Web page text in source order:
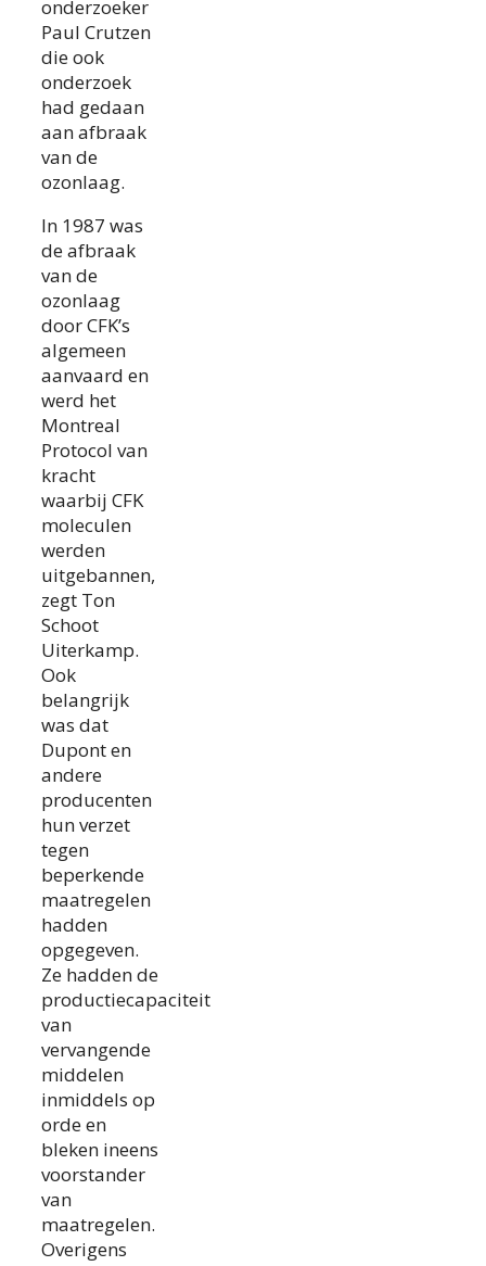
onderzoeker
Paul Crutzen
die ook
onderzoek
had gedaan
aan afbraak
van de
ozonlaag.
In 1987 was
de afbraak
van de
ozonlaag
door CFK’s
algemeen
aanvaard en
werd het
Montreal
Protocol van
kracht
waarbij CFK
moleculen
werden
uitgebannen,
zegt Ton
Schoot
Uiterkamp.
Ook
belangrijk
was dat
Dupont en
andere
producenten
hun verzet
tegen
beperkende
maatregelen
hadden
opgegeven.
Ze hadden de
productiecapaciteit
van
vervangende
middelen
inmiddels op
orde en
bleken ineens
voorstander
van
maatregelen.
Overigens